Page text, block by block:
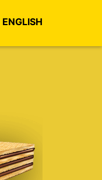
ENGLISH